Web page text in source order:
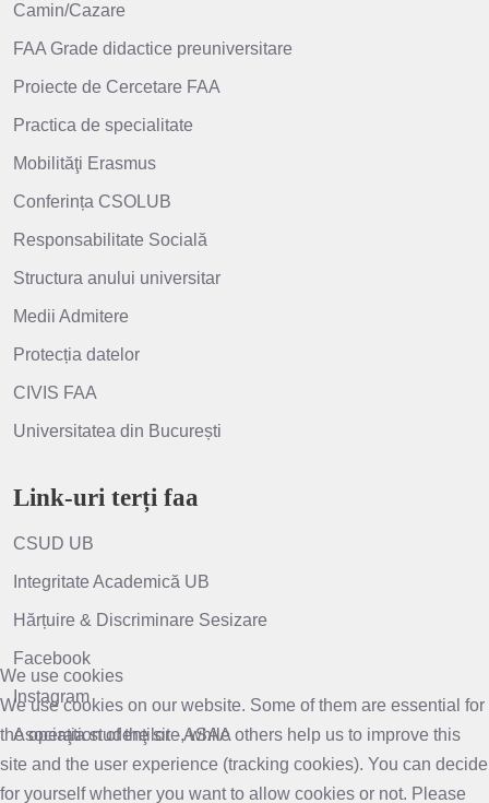
Camin/Cazare
FAA Grade didactice preuniversitare
Proiecte de Cercetare FAA
Practica de specialitate
Mobilităţi Erasmus
Conferința CSOLUB
Responsabilitate Socială
Structura anului universitar
Medii Admitere
Protecția datelor
CIVIS FAA
Universitatea din București
Link-uri terți faa
CSUD UB
Integritate Academică UB
Hărțuire & Discriminare Sesizare
Facebook
Instagram
Asociaţia studenţilor - ASAA
We use cookies
We use cookies on our website. Some of them are essential for
the operation of the site, while others help us to improve this
site and the user experience (tracking cookies). You can decide
for yourself whether you want to allow cookies or not. Please